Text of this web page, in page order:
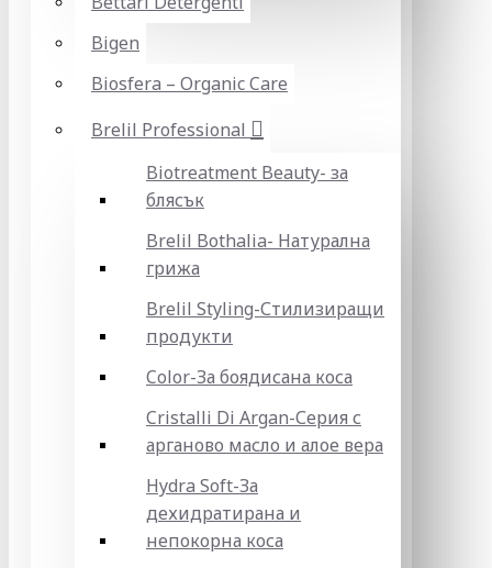
Bigen
Biosfera – Organic Care
Brelil Professional
Biotreatment Beauty- за
блясък
Brelil Bothalia- Натурална
грижа
Brelil Styling-Стилизиращи
продукти
Color-За боядисана коса
Cristalli Di Argan-Серия с
арганово масло и алое вера
Hydra Soft-За
дехидратирана и
непокорна коса